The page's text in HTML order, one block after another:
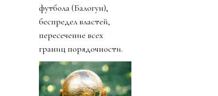
футбола (Балогун),
беспредел властей,
пересечение всех
границ порядочности.